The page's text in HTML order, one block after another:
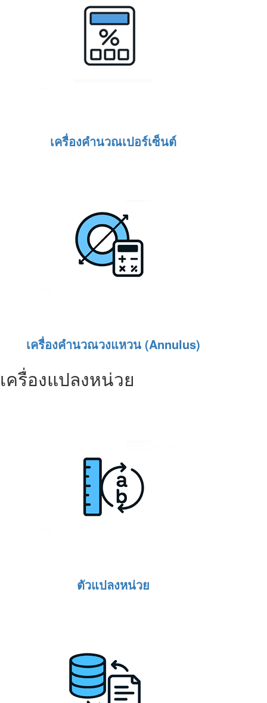
เครื่องคำนวณเปอร์เซ็นต์
เครื่องคำนวณวงแหวน (Annulus)
เครื่องแปลงหน่วย
ตัวแปลงหน่วย